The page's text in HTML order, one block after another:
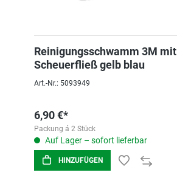
Reinigungsschwamm 3M mit
Scheuerfließ gelb blau
Art.-Nr.: 5093949
6,90 €*
Packung á 2 Stück
Auf Lager – sofort lieferbar
HINZUFÜGEN